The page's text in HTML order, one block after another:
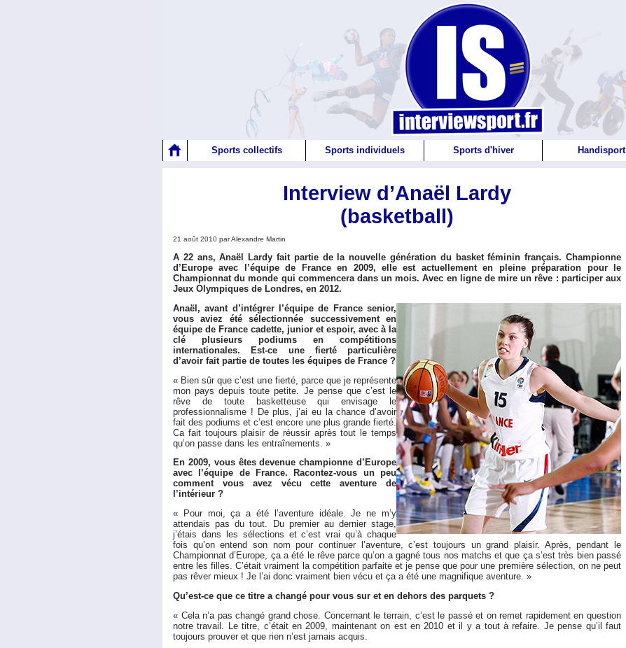
Sports collectifs Sports individuels Sports d'hiver Handisport
Interview d’Anaël Lardy
(basketball)
21 août 2010 par Alexandre Martin
A 22 ans, Anaël Lardy fait partie de la nouvelle génération du basket féminin français. Championne
d’Europe avec l’équipe de France en 2009, elle est actuellement en pleine préparation pour le
Championnat du monde qui commencera dans un mois. Avec en ligne de mire un rêve : participer aux
Jeux Olympiques de Londres, en 2012.
Anaël, avant d’intégrer l’équipe de France senior,
vous aviez été sélectionnée successivement en
équipe de France cadette, junior et espoir, avec à la
clé plusieurs podiums en compétitions
internationales. Est-ce une fierté particulière
d’avoir fait partie de toutes les équipes de France ?
« Bien sûr que c’est une fierté, parce que je représente
mon pays depuis toute petite. Je pense que c’est le
rêve de toute basketteuse qui envisage le
professionnalisme ! De plus, j’ai eu la chance d’avoir
fait des podiums et c’est encore une plus grande fierté.
Ca fait toujours plaisir de réussir après tout le temps
qu’on passe dans les entraînements. »
En 2009, vous êtes devenue championne d’Europe
avec l’équipe de France. Racontez-vous un peu
comment vous avez vécu cette aventure de
l’intérieur ?
« Pour moi, ça a été l’aventure idéale. Je ne m’y
attendais pas du tout. Du premier au dernier stage,
j’étais dans les sélections et c’est vrai qu’à chaque
fois qu’on entend son nom pour continuer l’aventure, c’est toujours un grand plaisir. Après, pendant le
Championnat d’Europe, ça a été le rêve parce qu’on a gagné tous nos matchs et que ça s’est très bien passé
entre les filles. C’était vraiment la compétition parfaite et je pense que pour une première sélection, on ne peut
pas rêver mieux ! Je l’ai donc vraiment bien vécu et ça a été une magnifique aventure. »
Qu’est-ce que ce titre a changé pour vous sur et en dehors des parquets ?
« Cela n’a pas changé grand chose. Concernant le terrain, c’est le passé et on remet rapidement en question
notre travail. Le titre, c’était en 2009, maintenant on est en 2010 et il y a tout à refaire. Je pense qu’il faut
toujours prouver et que rien n’est jamais acquis.